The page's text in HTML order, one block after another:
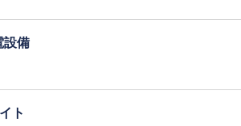
設備
ト